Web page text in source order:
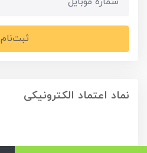
ثبت‌نام
نماد اعتماد الکترونیکی